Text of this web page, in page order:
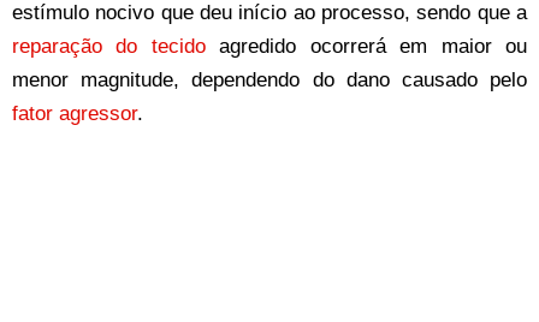
estímulo nocivo que deu início ao processo, sendo que a
reparação do tecidoagredido ocorrerá em maior ou
menor magnitude, dependendo do dano causado pelo
fator agressor.